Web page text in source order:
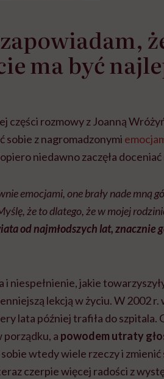
ma być
części rozmowy z Joanną
sobie z nagromadzonymi
niedawno zaczęła doceniać
emocjami, one brały nade mną
że to dlatego, że w mojej
od najmłodszych lat, znacznie
i niespełnienie, jakie
lekcją w życiu. W 2002 r.
lata później trafiła do szpitala.
porządku, a powodem utraty
wtedy wiele rzeczy i
czerpie więcej radości z